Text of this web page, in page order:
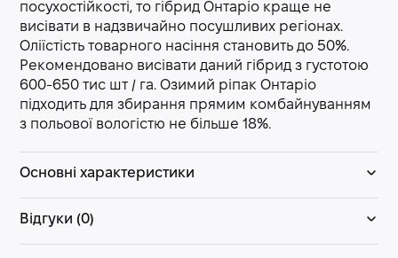
посухостійкості, то гібрид Онтаріо краще не
висівати в надзвичайно посушливих регіонах.
Оліїстість товарного насіння становить до 50%.
Рекомендовано висівати даний гібрид з густотою
600-650 тис шт / га. Озимий ріпак Онтаріо
підходить для збирання прямим комбайнуванням
з польової вологістю не більше 18%.
Основні характеристики
Відгуки (0)